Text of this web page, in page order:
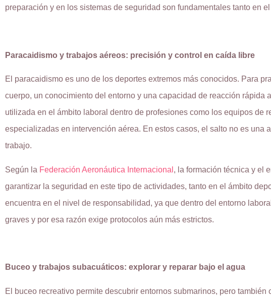
preparación y en los sistemas de seguridad son fundamentales tanto en
Paracaidismo y trabajos aéreos: precisión y control en caída libre
El paracaidismo es uno de los deportes extremos más conocidos. Para
cuerpo, un conocimiento del entorno y una capacidad de reacción rápida
utilizada en el ámbito laboral dentro de profesiones como los equipos de
especializadas en intervención aérea. En estos casos, el salto no es una
trabajo.
Según la Federación Aeronáutica Internacional , la formación técnica y el
garantizar la seguridad en este tipo de actividades, tanto en el ámbito
encuentra en el nivel de responsabilidad, ya que dentro del entorno
graves y por esa razón exige protocolos aún más estrictos.
Buceo y trabajos subacuáticos: explorar y reparar bajo el agua
El buceo recreativo permite descubrir entornos submarinos, pero